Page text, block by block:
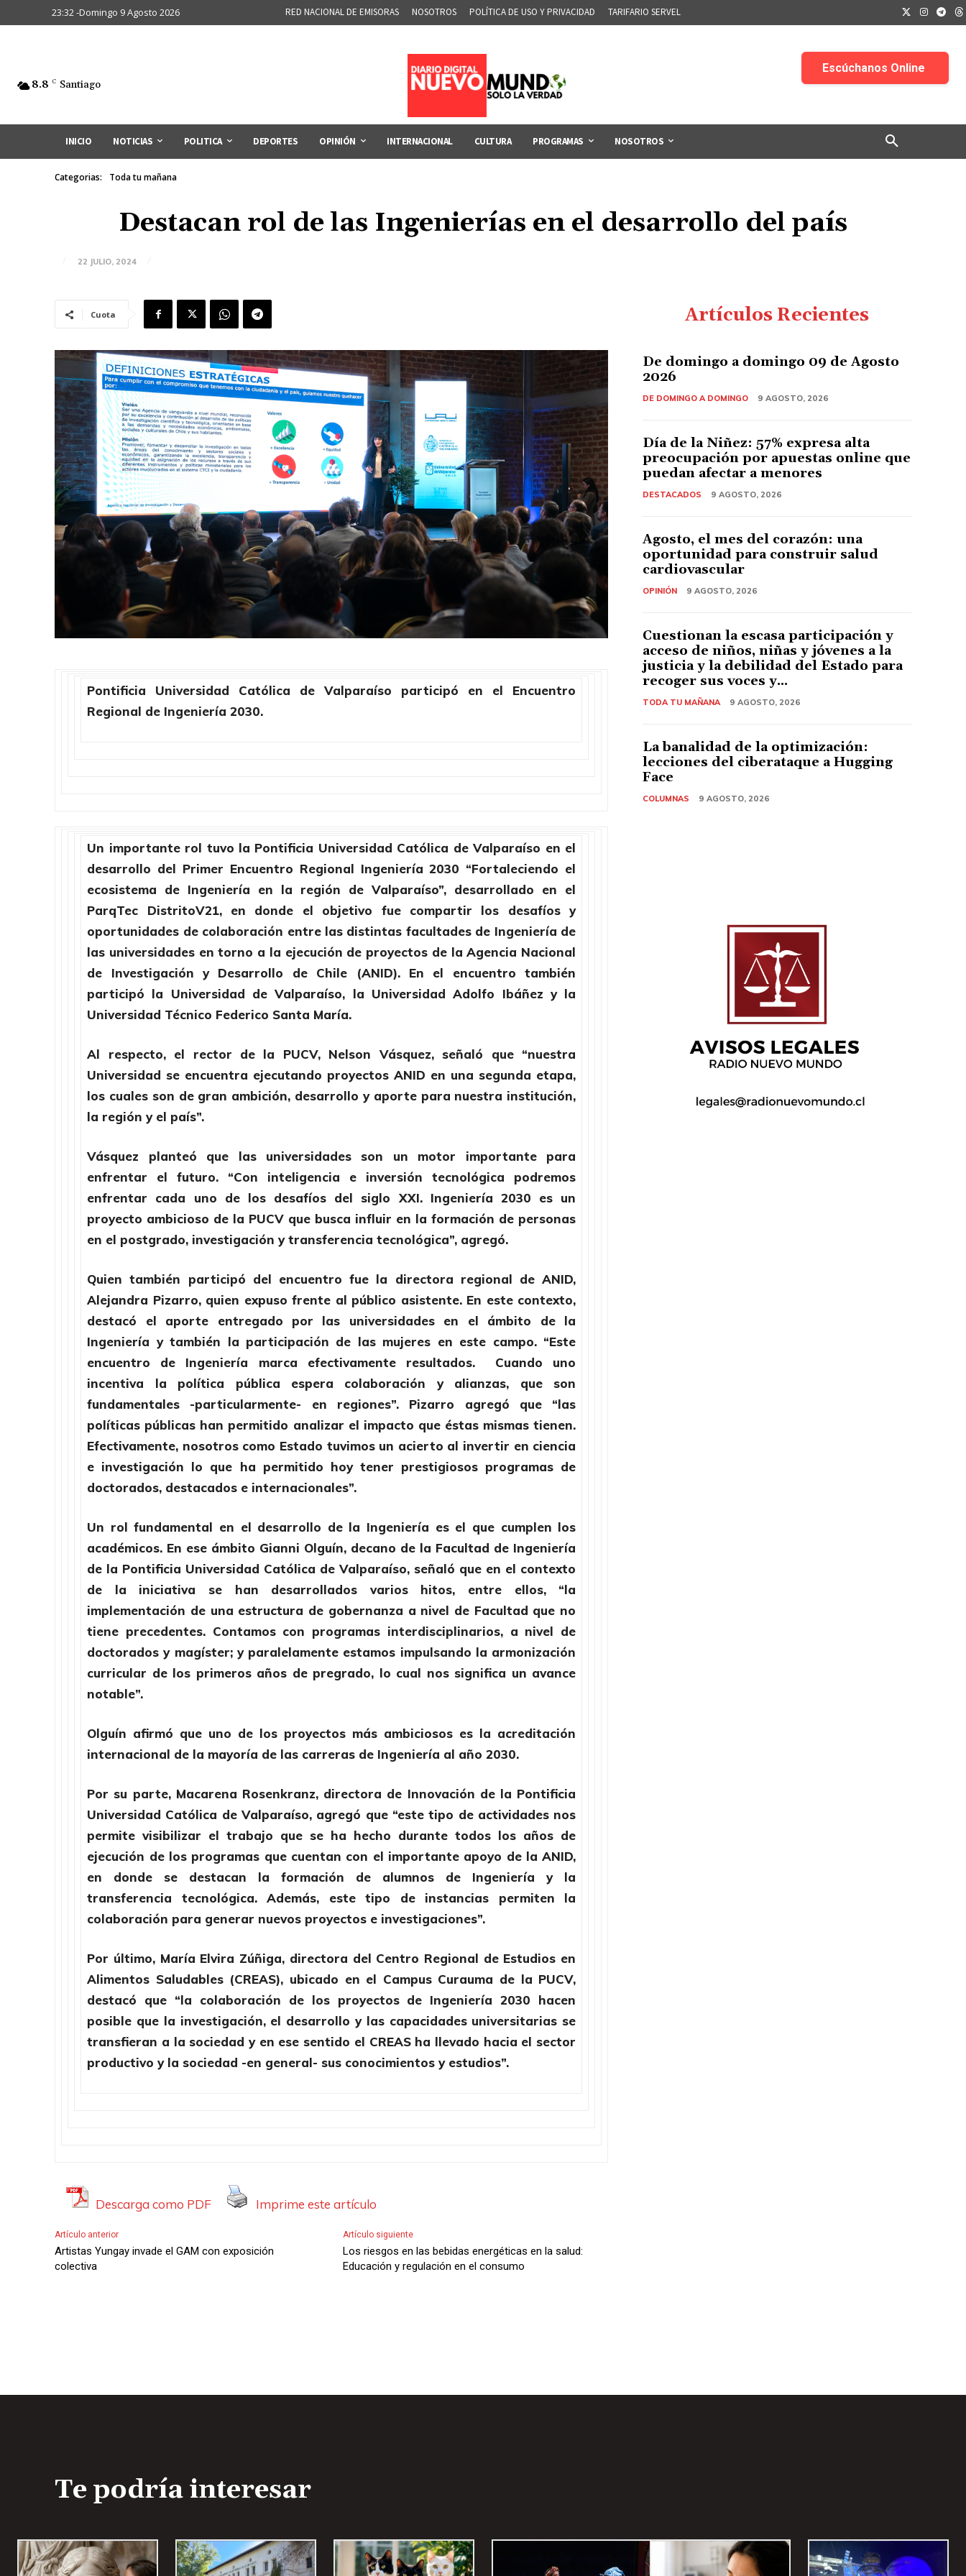
23:32 -Domingo 9 Agosto 2026 RED NACIONAL DE EMISORAS NOSOTROS POLÍTICA DE USO Y PRIVACIDAD TARIFARIO SERVEL
8.8 C Santiago
INICIO NOTICIAS POLITICA DEPORTES OPINIÓN INTERNACIONAL CULTURA PROGRAMAS NOSOTROS
Categorias: Toda tu mañana
Destacan rol de las Ingenierías en el desarrollo del país
22 JULIO, 2024
Cuota
Pontificia Universidad Católica de Valparaíso participó en el Encuentro
Regional de Ingeniería 2030.
Un importante rol tuvo la Pontificia Universidad Católica de Valparaíso en el
desarrollo del Primer Encuentro Regional Ingeniería 2030 “Fortaleciendo el
ecosistema de Ingeniería en la región de Valparaíso”, desarrollado en el
ParqTec DistritoV21, en donde el objetivo fue compartir los desafíos y
oportunidades de colaboración entre las distintas facultades de Ingeniería de
las universidades en torno a la ejecución de proyectos de la Agencia Nacional
de Investigación y Desarrollo de Chile (ANID). En el encuentro también
participó la Universidad de Valparaíso, la Universidad Adolfo Ibáñez y la
Universidad Técnico Federico Santa María.
Al respecto, el rector de la PUCV, Nelson Vásquez, señaló que “nuestra
Universidad se encuentra ejecutando proyectos ANID en una segunda etapa,
los cuales son de gran ambición, desarrollo y aporte para nuestra institución,
la región y el país”.
Vásquez planteó que las universidades son un motor importante para
enfrentar el futuro. “Con inteligencia e inversión tecnológica podremos
enfrentar cada uno de los desafíos del siglo XXI. Ingeniería 2030 es un
proyecto ambicioso de la PUCV que busca influir en la formación de personas
en el postgrado, investigación y transferencia tecnológica”, agregó.
Quien también participó del encuentro fue la directora regional de ANID,
Alejandra Pizarro, quien expuso frente al público asistente. En este contexto,
destacó el aporte entregado por las universidades en el ámbito de la
Ingeniería y también la participación de las mujeres en este campo. “Este
encuentro de Ingeniería marca efectivamente resultados. Cuando uno
incentiva la política pública espera colaboración y alianzas, que son
fundamentales -particularmente- en regiones”. Pizarro agregó que “las
políticas públicas han permitido analizar el impacto que éstas mismas tienen.
Efectivamente, nosotros como Estado tuvimos un acierto al invertir en ciencia
e investigación lo que ha permitido hoy tener prestigiosos programas de
doctorados, destacados e internacionales”.
Un rol fundamental en el desarrollo de la Ingeniería es el que cumplen los
académicos. En ese ámbito Gianni Olguín, decano de la Facultad de Ingeniería
de la Pontificia Universidad Católica de Valparaíso, señaló que en el contexto
de la iniciativa se han desarrollados varios hitos, entre ellos, “la
implementación de una estructura de gobernanza a nivel de Facultad que no
tiene precedentes. Contamos con programas interdisciplinarios, a nivel de
doctorados y magíster; y paralelamente estamos impulsando la armonización
curricular de los primeros años de pregrado, lo cual nos significa un avance
notable”.
Olguín afirmó que uno de los proyectos más ambiciosos es la acreditación
internacional de la mayoría de las carreras de Ingeniería al año 2030.
Por su parte, Macarena Rosenkranz, directora de Innovación de la Pontificia
Universidad Católica de Valparaíso, agregó que “este tipo de actividades nos
permite visibilizar el trabajo que se ha hecho durante todos los años de
ejecución de los programas que cuentan con el importante apoyo de la ANID,
en donde se destacan la formación de alumnos de Ingeniería y la
transferencia tecnológica. Además, este tipo de instancias permiten la
colaboración para generar nuevos proyectos e investigaciones”.
Por último, María Elvira Zúñiga, directora del Centro Regional de Estudios en
Alimentos Saludables (CREAS), ubicado en el Campus Curauma de la PUCV,
destacó que “la colaboración de los proyectos de Ingeniería 2030 hacen
posible que la investigación, el desarrollo y las capacidades universitarias se
transfieran a la sociedad y en ese sentido el CREAS ha llevado hacia el sector
productivo y la sociedad -en general- sus conocimientos y estudios”.
Descarga como PDF Imprime este artículo
Artículo anterior
Artistas Yungay invade el GAM con exposición
colectiva
Artículo siguiente
Los riesgos en las bebidas energéticas en la salud:
Educación y regulación en el consumo
Artículos Recientes
De domingo a domingo 09 de Agosto
2026
DE DOMINGO A DOMINGO 9 AGOSTO, 2026
Día de la Niñez: 57% expresa alta
preocupación por apuestas online que
puedan afectar a menores
DESTACADOS 9 AGOSTO, 2026
Agosto, el mes del corazón: una
oportunidad para construir salud
cardiovascular
OPINIÓN 9 AGOSTO, 2026
Cuestionan la escasa participación y
acceso de niños, niñas y jóvenes a la
justicia y la debilidad del Estado para
recoger sus voces y...
TODA TU MAÑANA 9 AGOSTO, 2026
La banalidad de la optimización:
lecciones del ciberataque a Hugging
Face
COLUMNAS 9 AGOSTO, 2026
Te podría interesar